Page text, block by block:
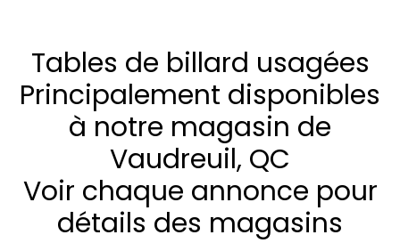
Tables de billard usagées
Principalement disponibles
à notre magasin de
Vaudreuil, QC
Voir chaque annonce pour
détails des magasins